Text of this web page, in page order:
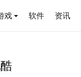
戏 软件 资讯